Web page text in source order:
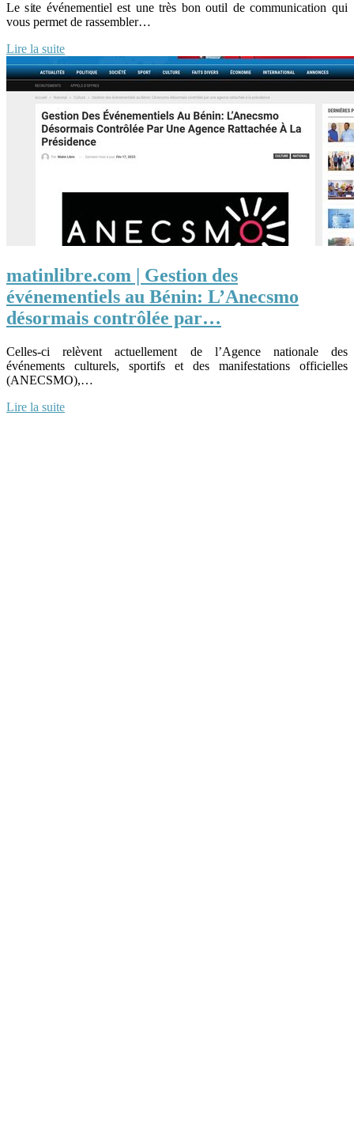
Le site événementiel est une très bon outil de communication qui
vous permet de rassembler…
Lire la suite
matinlibre.com | Gestion des
événementiels au Bénin: L’Anecsmo
désormais contrôlée par…
Celles-ci relèvent actuellement de l’Agence nationale des
événements culturels, sportifs et des manifestations officielles
(ANECSMO),…
Lire la suite